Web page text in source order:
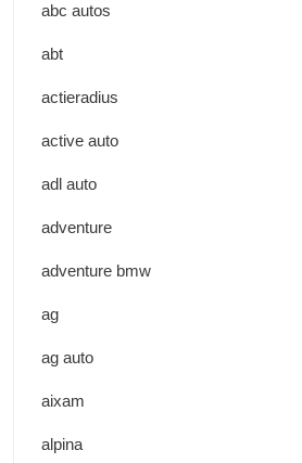
abc autos
abt
actieradius
active auto
adl auto
adventure
adventure bmw
ag
ag auto
aixam
alpina